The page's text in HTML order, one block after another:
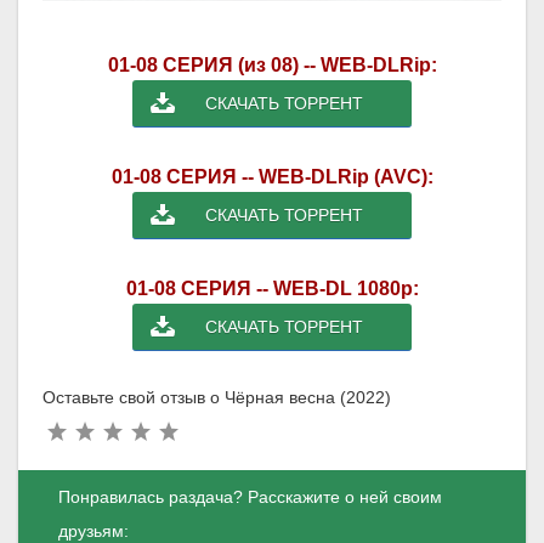
01-08 СЕРИЯ (из 08) -- WEB-DLRip:
СКАЧАТЬ ТОРРЕНТ
01-08 СЕРИЯ -- WEB-DLRip (AVC):
СКАЧАТЬ ТОРРЕНТ
01-08 СЕРИЯ -- WEB-DL 1080p:
СКАЧАТЬ ТОРРЕНТ
Оставьте свой отзыв о Чёрная весна (2022)
Понравилась раздача? Расскажите о ней своим
друзьям: